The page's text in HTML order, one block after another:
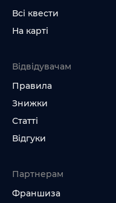
Всі квести
На карті
Відвідувачам
Правила
Знижки
Статті
Відгуки
Партнерам
Франшиза